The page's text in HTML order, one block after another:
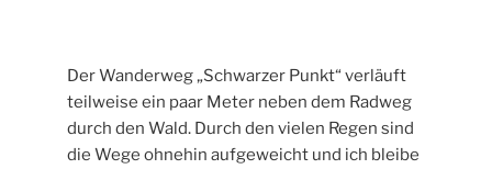
Der Wanderweg „Schwarzer Punkt“ verläuft
teilweise ein paar Meter neben dem Radweg
durch den Wald. Durch den vielen Regen sind
die Wege ohnehin aufgeweicht und ich bleibe